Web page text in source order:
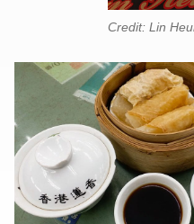
Credit: Lin